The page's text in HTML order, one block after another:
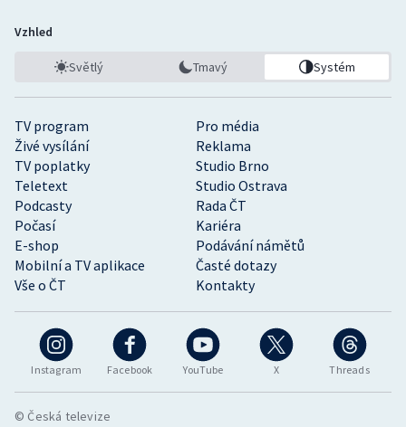
Instagram Facebook YouTube X Threads
TV program
Pro média
Živé vysílání
Reklama
TV poplatky
Studio Brno
Teletext
Studio Ostrava
Podcasty
Rada ČT
Počasí
Kariéra
E-shop
Podávání námětů
Mobilní a TV aplikace
Časté dotazy
Vše o ČT
Kontakty
Vzhled
Světlý Tmavý Systém
© Česká televize